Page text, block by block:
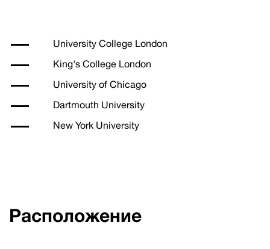
University College London
King's College London
University of Chicago
Dartmouth University
New York University
Расположение